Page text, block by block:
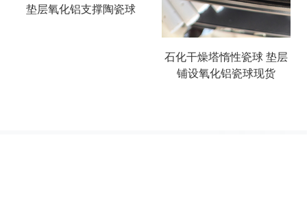
垫层氧化铝支撑陶瓷球
石化干燥塔惰性瓷球 垫层
铺设氧化铝瓷球现货